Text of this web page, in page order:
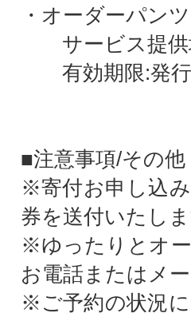
・オーダーパン
サービス提供
有効期限:発行
■注意事項/その他
※寄付お申し込
券を送付いたしま
※ゆったりとオ
お電話またはメ
※ご予約の状況